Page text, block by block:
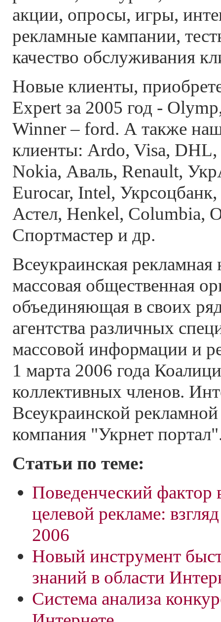
акции, опросы, игры,
рекламные кампании,
качество обслуживания
Новые клиенты,
Expert за 2005 год -
Winner – ford. А также
клиенты: Ardo, Visa, DHL,
Nokia, Аваль, Renault,
Eurocar, Intel,
Астел, Henkel, Columbia,
Спортмастер и др.
Всеукраинская рекламная
массовая общественная
объединяющая в своих
агентства различных
массовой информации и
1 марта 2006 года
коллективных членов.
Всеукраинской
компания "Укрнет
Статьи по теме:
Поведенческий фактор
целевой рекламе:
2006
Новый инструмент
знаний в области
Система анализа